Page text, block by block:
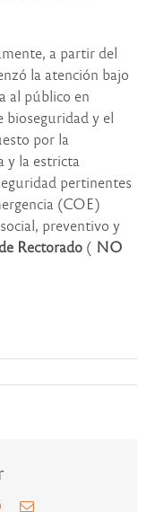
a partir del
la atención bajo
al público en
bioseguridad y el
por la
y la estricta
pertinentes
(COE)
preventivo y
Rectorado ( NO
WhatsApp
Correo